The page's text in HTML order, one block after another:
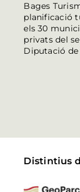
Bages
planificació
els 30
privats del
Diputació
Distintius